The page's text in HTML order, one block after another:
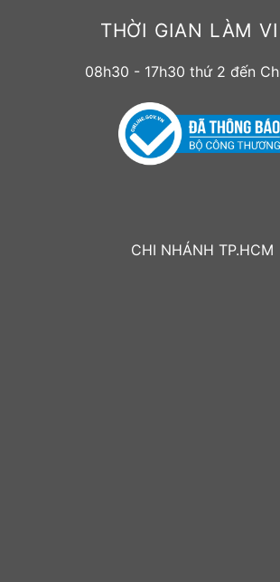
THỜI GIAN LÀM
08h30 - 17h30 thứ 2 đến
CHI NHÁNH TP.HCM